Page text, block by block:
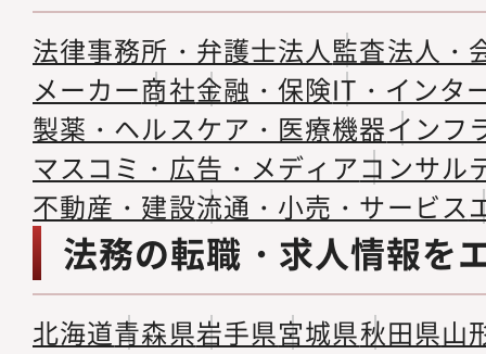
法律事務所・弁護士法人監査法人・
メーカー商社金融・保険IT・インタ
製薬・ヘルスケア・医療機器インフ
マスコミ・広告・メディアコンサル
不動産・建設流通・小売・サービス
法務の転職・求人情報を
北海道青森県岩手県宮城県秋田県山